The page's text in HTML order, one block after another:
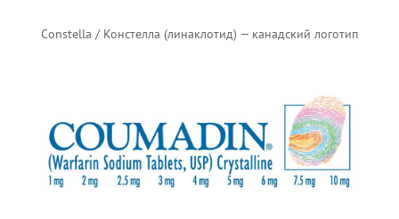
Constella / Констелла (линаклотид) — канадский логотип